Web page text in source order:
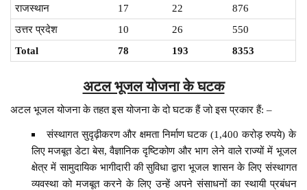
राजस्थान
17 22
876
उत्तर प्रदेश
10 26
550
Total
78 193 8353
अटल भूजल योजना के घटक
अटल भूजल योजना के तहत इस योजना के दो घटक हैं जो इस प्रकार हैं: –
संस्थागत सुदृढ़ीकरण और क्षमता निर्माण घटक (1,400 करोड़ रुपये) के
लिए मजबूत डेटा बेस, वैज्ञानिक दृष्टिकोण और भाग लेने वाले राज्यों में भूजल
क्षेत्र में सामुदायिक भागीदारी की सुविधा द्वारा भूजल शासन के लिए संस्थागत
व्यवस्था को मजबूत करने के लिए उन्हें अपने संसाधनों का स्थायी प्रबंधन